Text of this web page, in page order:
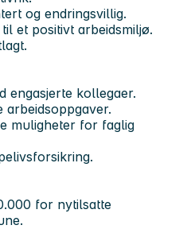
og endringsvillig.
et positivt arbeidsmiljø.
engasjerte kollegaer.
arbeidsoppgaver.
muligheter for faglig
for nytilsatte